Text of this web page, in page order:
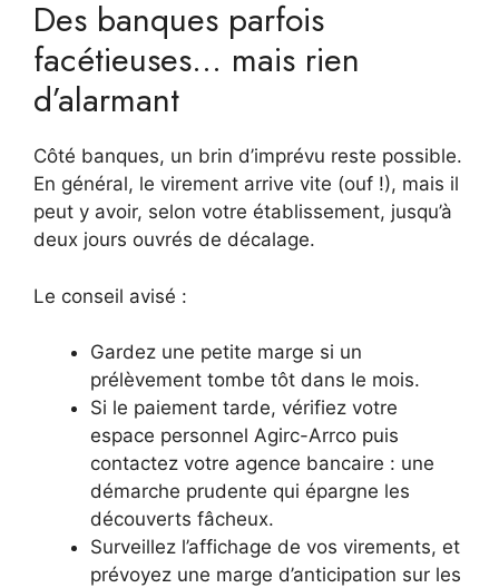
Des banques parfois
facétieuses… mais rien
d’alarmant
Côté banques, un brin d’imprévu reste possible.
En général, le virement arrive vite (ouf !), mais il
peut y avoir, selon votre établissement, jusqu’à
deux jours ouvrés de décalage.
Le conseil avisé :
Gardez une petite marge si un
prélèvement tombe tôt dans le mois.
Si le paiement tarde, vérifiez votre
espace personnel Agirc-Arrco puis
contactez votre agence bancaire : une
démarche prudente qui épargne les
découverts fâcheux.
Surveillez l’affichage de vos virements, et
prévoyez une marge d’anticipation sur les